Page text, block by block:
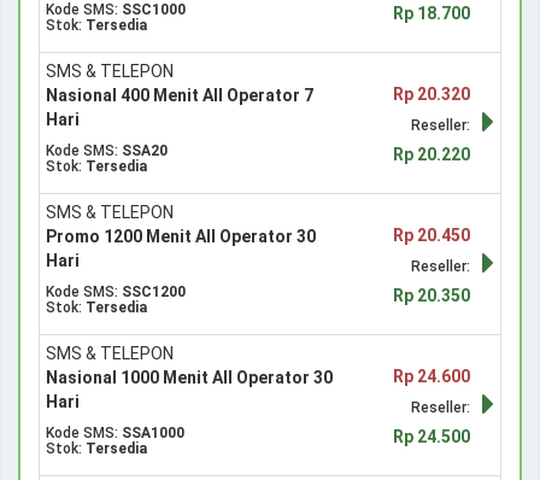
Kode SMS: SSC1000
Stok: Tersedia
Rp 18.700
SMS & TELEPON
Nasional 400 Menit All Operator 7
Hari
Kode SMS: SSA20
Stok: Tersedia
Rp 20.320
Reseller:
Rp 20.220
SMS & TELEPON
Promo 1200 Menit All Operator 30
Hari
Kode SMS: SSC1200
Stok: Tersedia
Rp 20.450
Reseller:
Rp 20.350
SMS & TELEPON
Nasional 1000 Menit All Operator 30
Hari
Kode SMS: SSA1000
Stok: Tersedia
Rp 24.600
Reseller:
Rp 24.500